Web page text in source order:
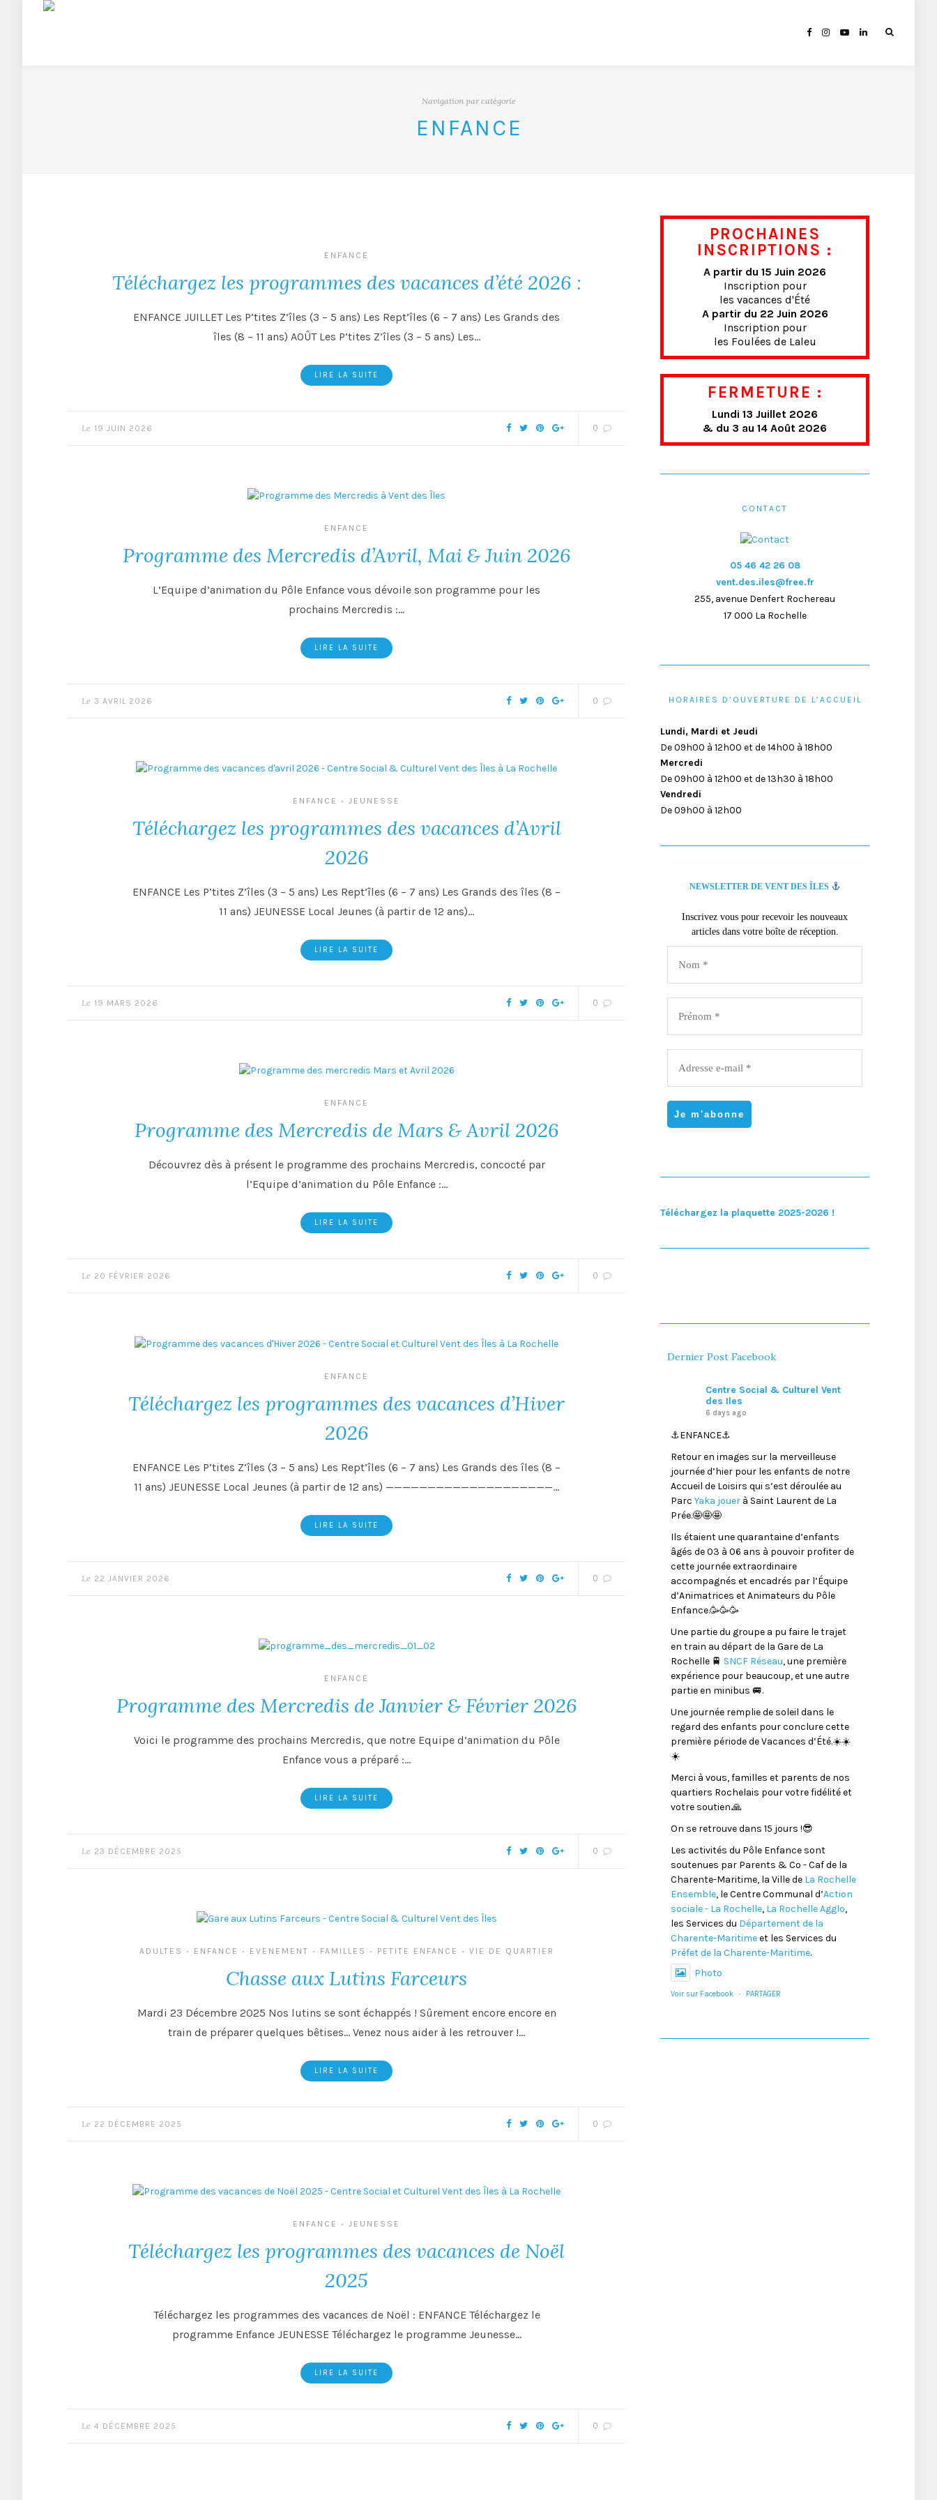
Navigation par catégorie
ENFANCE
ENFANCE
Téléchargez les programmes des vacances d’été 2026 :
ENFANCE JUILLET Les P’tites Z’îles (3 – 5 ans) Les Rept’îles (6 – 7 ans) Les Grands des
îles (8 – 11 ans) AOÛT Les P’tites Z’îles (3 – 5 ans) Les…
LIRE LA SUITE
Le 19 JUIN 2026 0
ENFANCE
Programme des Mercredis d’Avril, Mai & Juin 2026
L’Equipe d’animation du Pôle Enfance vous dévoile son programme pour les
prochains Mercredis :…
LIRE LA SUITE
Le 3 AVRIL 2026 0
ENFANCE • JEUNESSE
Téléchargez les programmes des vacances d’Avril
2026
ENFANCE Les P’tites Z’îles (3 – 5 ans) Les Rept’îles (6 – 7 ans) Les Grands des îles (8 –
11 ans) JEUNESSE Local Jeunes (à partir de 12 ans)…
LIRE LA SUITE
Le 19 MARS 2026 0
ENFANCE
Programme des Mercredis de Mars & Avril 2026
Découvrez dès à présent le programme des prochains Mercredis, concocté par
l’Equipe d’animation du Pôle Enfance :…
LIRE LA SUITE
Le 20 FÉVRIER 2026 0
ENFANCE
Téléchargez les programmes des vacances d’Hiver
2026
ENFANCE Les P’tites Z’îles (3 – 5 ans) Les Rept’îles (6 – 7 ans) Les Grands des îles (8 –
11 ans) JEUNESSE Local Jeunes (à partir de 12 ans) ————————————————————…
LIRE LA SUITE
Le 22 JANVIER 2026 0
ENFANCE
Programme des Mercredis de Janvier & Février 2026
Voici le programme des prochains Mercredis, que notre Equipe d’animation du Pôle
Enfance vous a préparé :…
LIRE LA SUITE
Le 23 DÉCEMBRE 2025 0
ADULTES • ENFANCE • EVENEMENT • FAMILLES • PETITE ENFANCE • VIE DE QUARTIER
Chasse aux Lutins Farceurs
Mardi 23 Décembre 2025 Nos lutins se sont échappés ! Sûrement encore encore en
train de préparer quelques bêtises… Venez nous aider à les retrouver !…
LIRE LA SUITE
Le 22 DÉCEMBRE 2025 0
ENFANCE • JEUNESSE
Téléchargez les programmes des vacances de Noël
2025
Téléchargez les programmes des vacances de Noël : ENFANCE Téléchargez le
programme Enfance JEUNESSE Téléchargez le programme Jeunesse…
LIRE LA SUITE
Le 4 DÉCEMBRE 2025 0
PROCHAINES
INSCRIPTIONS :
A partir du 15 Juin 2026
Inscription pour
les vacances d'Été
A partir du 22 Juin 2026
Inscription pour
les Foulées de Laleu
FERMETURE :
Lundi 13 Juillet 2026
& du 3 au 14 Août 2026
CONTACT
05 46 42 26 08
vent.des.iles@free.fr
255, avenue Denfert Rochereau
17 000 La Rochelle
HORAIRES D’OUVERTURE DE L’ACCUEIL
Lundi, Mardi et Jeudi
De 09h00 à 12h00 et de 14h00 à 18h00
Mercredi
De 09h00 à 12h00 et de 13h30 à 18h00
Vendredi
De 09h00 à 12h00
NEWSLETTER DE VENT DES ÎLES
Inscrivez vous pour recevoir les nouveaux
articles dans votre boîte de réception.
Téléchargez la plaquette 2025-2026 !
Dernier Post Facebook
Centre Social & Culturel Vent
des Iles
6 days ago
⚓️ENFANCE⚓️
Retour en images sur la merveilleuse
journée d’hier pour les enfants de notre
Accueil de Loisirs qui s’est déroulée au
Parc Yaka jouer à Saint Laurent de La
Prée.🤩🤩🤩
Ils étaient une quarantaine d’enfants
âgés de 03 à 06 ans à pouvoir profiter de
cette journée extraordinaire
accompagnés et encadrés par l’Équipe
d’Animatrices et Animateurs du Pôle
Enfance.🥳🥳🥳
Une partie du groupe a pu faire le trajet
en train au départ de la Gare de La
Rochelle 🚆 SNCF Réseau, une première
expérience pour beaucoup, et une autre
partie en minibus 🚐.
Une journée remplie de soleil dans le
regard des enfants pour conclure cette
première période de Vacances d’Été.☀️☀️
☀️
Merci à vous, familles et parents de nos
quartiers Rochelais pour votre fidélité et
votre soutien.🙏
On se retrouve dans 15 jours !😎
Les activités du Pôle Enfance sont
soutenues par Parents & Co - Caf de la
Charente-Maritime, la Ville de La Rochelle
Ensemble, le Centre Communal d’Action
sociale - La Rochelle, La Rochelle Agglo,
les Services du Département de la
Charente-Maritimeet les Services du
Préfet de la Charente-Maritime.
Photo
Voir sur Facebook · PARTAGER